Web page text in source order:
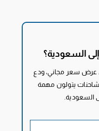
السعودية؟
عرض سعر مجاني، ودع
يتولون مهمة
السعودية.